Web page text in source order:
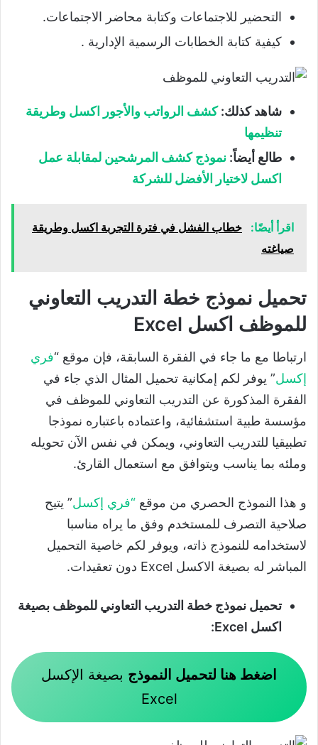
التحضير للاجتماعات وكتابة محاضر الاجتماعات.
كيفية كتابة الخطابات الرسمية الإدارية .
شاهد كذلك:كشف الرواتب والأجور اكسل وطريقة
تنظيمها
طالع أيضاً: نموذج كشف المرشحين لمقابلة عمل
اكسل لاختيار الأفضل للشركة
اقرأ أيضًا:
خطاب الفشل في فترة التجربة اكسل وطريقة
صياغته
تحميل نموذج خطة التدريب التعاوني
للموظف اكسل Excel
ارتباطا مع ما جاء في الفقرة السابقة، فإن موقع “فري
إكسل” يوفر لكم إمكانية تحميل المثال الذي جاء في
الفقرة المذكورة عن التدريب التعاوني للموظف في
مؤسسة طبية استشفائية، واعتماده باعتباره نموذجا
تطبيقيا للتدريب التعاوني، ويمكن في نفس الآن تحويله
وملئه بما يناسب ويتوافق مع استعمال القارئ.
و هذا النموذج الحصري من موقع “فري إكسل” يتيح
صلاحية التصرف للمستخدم وفق ما يراه مناسبا
لاستخدامه للنموذج ذاته، ويوفر لكم خاصية التحميل
المباشر له بصيغة الاكسل Excel دون تعقيدات.
تحميل نموذج خطة التدريب التعاوني للموظف بصيغة
اكسل Excel:
اضغط هنا لتحميل النموذج بصيغة الإكسل
Excel